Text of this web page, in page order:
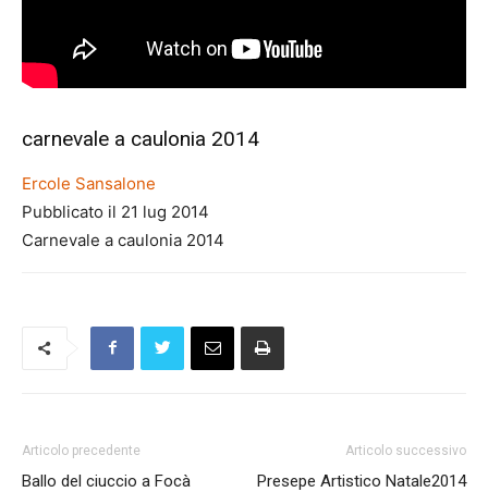
carnevale a caulonia 2014
Ercole Sansalone
Pubblicato il 21 lug 2014
Carnevale a caulonia 2014
Articolo precedente
Ballo del ciuccio a Focà
Articolo successivo
Presepe Artistico Natale2014